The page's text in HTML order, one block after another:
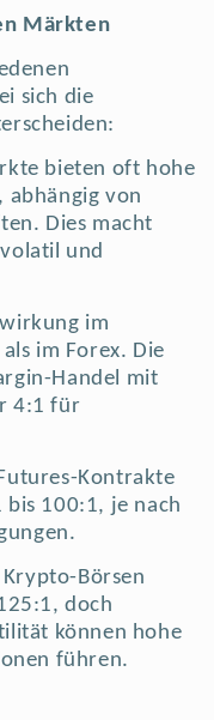
Märkten
sich die
bieten oft hohe
abhängig von
Dies macht
und
im
im Forex. Die
Handel mit
4:1 für
Futures-Kontrakte
bis 100:1, je nach
Krypto-Börsen
doch
können hohe
führen.